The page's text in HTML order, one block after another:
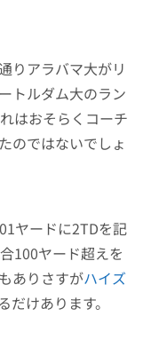
りアラバマ大がリ
トルダム大のラン
はおそらくコーチ
のではないでしょ
ヤードに2TDを記
100ヤード超えを
ありさすがハイズ
だけあります。